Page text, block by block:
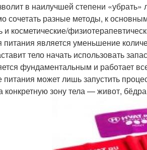
в наилучшей степени
сочетать разные методы, к
и косметические/
питания является уменьшение
тело начать использовать
фундаментальным и работает
питания может лишь запустить
конкретную зону тела — живот,